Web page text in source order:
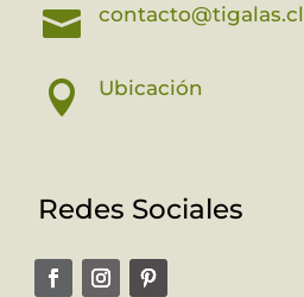
 contacto@tigalas.cl
 Ubicación
Redes Sociales